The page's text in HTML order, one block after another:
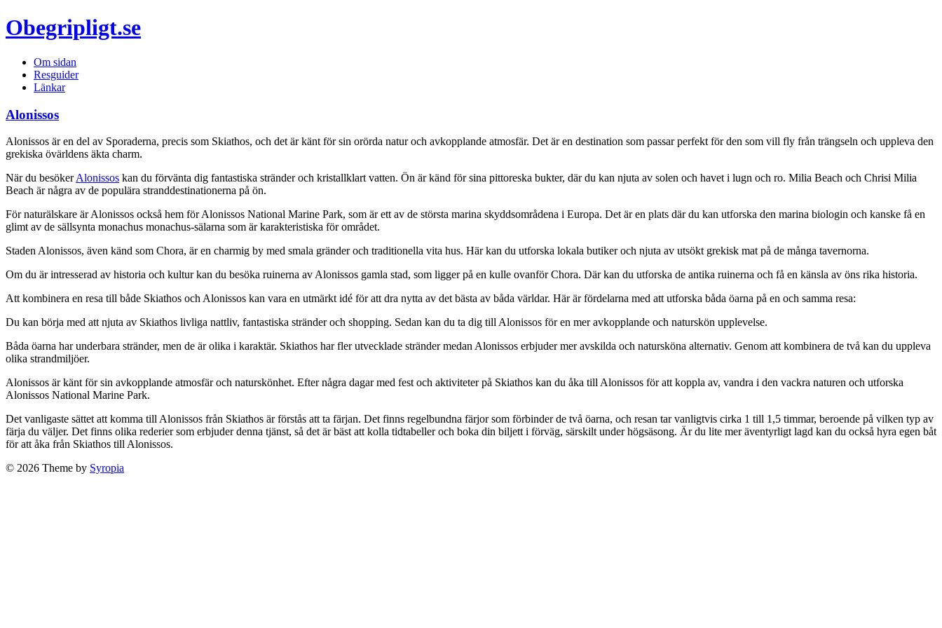
Obegripligt.se
Om sidan
Resguider
Länkar
Alonissos
Alonissos är en del av Sporaderna, precis som Skiathos, och det är känt för sin orörda natur och avkopplande atmosfär. Det är en destination som passar perfekt för den som vill fly från trängseln och uppleva den
grekiska övärldens äkta charm.
När du besökerAlonissos kan du förvänta dig fantastiska stränder och kristallklart vatten. Ön är känd för sina pittoreska bukter, där du kan njuta av solen och havet i lugn och ro. Milia Beach och Chrisi Milia
Beach är några av de populära stranddestinationerna på ön.
För naturälskare är Alonissos också hem för Alonissos National Marine Park, som är ett av de största marina skyddsområdena i Europa. Det är en plats där du kan utforska den marina biologin och kanske få en
glimt av de sällsynta monachus monachus-sälarna som är karakteristiska för området.
Staden Alonissos, även känd som Chora, är en charmig by med smala gränder och traditionella vita hus. Här kan du utforska lokala butiker och njuta av utsökt grekisk mat på de många tavernorna.
Om du är intresserad av historia och kultur kan du besöka ruinerna av Alonissos gamla stad, som ligger på en kulle ovanför Chora. Där kan du utforska de antika ruinerna och få en känsla av öns rika historia.
Att kombinera en resa till både Skiathos och Alonissos kan vara en utmärkt idé för att dra nytta av det bästa av båda världar. Här är fördelarna med att utforska båda öarna på en och samma resa:
Du kan börja med att njuta av Skiathos livliga nattliv, fantastiska stränder och shopping. Sedan kan du ta dig till Alonissos för en mer avkopplande och naturskön upplevelse.
Båda öarna har underbara stränder, men de är olika i karaktär. Skiathos har fler utvecklade stränder medan Alonissos erbjuder mer avskilda och natursköna alternativ. Genom att kombinera de två kan du uppleva
olika strandmiljöer.
Alonissos är känt för sin avkopplande atmosfär och naturskönhet. Efter några dagar med fest och aktiviteter på Skiathos kan du åka till Alonissos för att koppla av, vandra i den vackra naturen och utforska
Alonissos National Marine Park.
Det vanligaste sättet att komma till Alonissos från Skiathos är förstås att ta färjan. Det finns regelbundna färjor som förbinder de två öarna, och resan tar vanligtvis cirka 1 till 1,5 timmar, beroende på vilken typ av
färja du väljer. Det finns olika rederier som erbjuder denna tjänst, så det är bäst att kolla tidtabeller och boka din biljett i förväg, särskilt under högsäsong. Är du lite mer äventyrligt lagd kan du också hyra egen båt
för att åka från Skiathos till Alonissos.
© 2026 Theme by Syropia